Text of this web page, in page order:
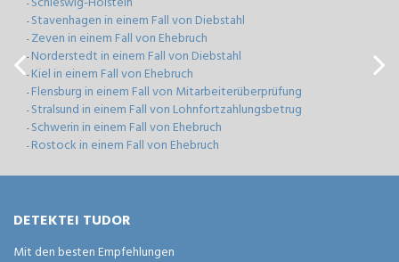
-
- Stavenhagen in einem Fall von Diebstahl
- Zeven in einem Fall von Ehebruch
- Norderstedt in einem Fall von Diebstahl
- Kiel in einem Fall von Ehebruch
- Flensburg in einem Fall von Mitarbeiterüberprüfung
- Stralsund in einem Fall von Lohnfortzahlungsbetrug
- Schwerin in einem Fall von Ehebruch
- Rostock in einem Fall von Ehebruch
DETEKTEI TUDOR
Mit den besten Empfehlungen